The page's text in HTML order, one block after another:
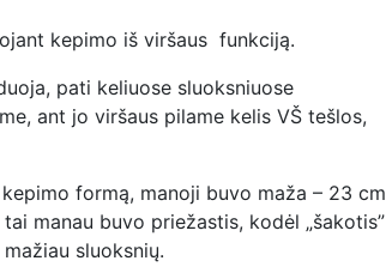
kepimo iš viršaus funkciją.
pati keliuose sluoksniuose
ant jo viršaus pilame kelis VŠ tešlos,
formą, manoji buvo maža – 23 cm
manau buvo priežastis, kodėl „šakotis”
sluoksnių.